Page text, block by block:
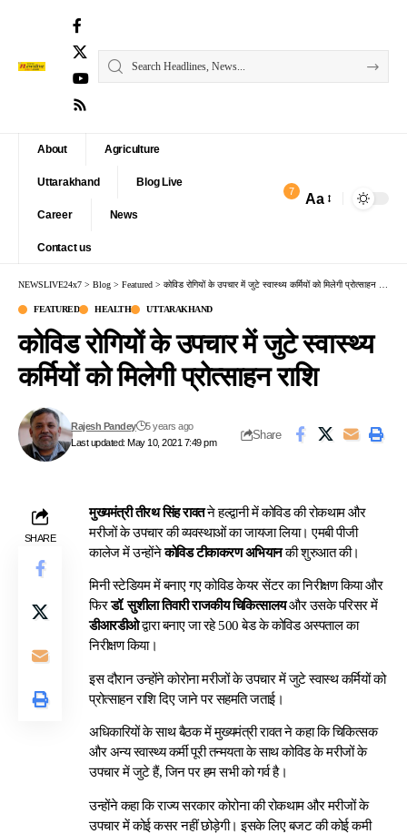
About Agriculture
Uttarakhand Blog Live
Career News
Contact us
7 Aa
NEWSLIVE24x7 > Blog > Featured > कोविड रोगियों के उपचार में जुटे स्वास्थ्य कर्मियों को मिलेगी प्रोत्साहन राशि
FEATURED HEALTH UTTARAKHAND
कोविड रोगियों के उपचार में जुटे स्वास्थ्य
कर्मियों को मिलेगी प्रोत्साहन राशि
Last updated: May 10, 2021 7:49 pm
Rajesh Pandey 5 years ago
Share
SHARE
मुख्यमंत्री तीरथ सिंह रावतने हल्द्वानी में कोविड की रोकथाम और
मरीजों के उपचार की व्यवस्थाओं का जायजा लिया। एमबी पीजी
कालेज में उन्होंनेकोविड टीकाकरण अभियानकी शुरुआत की।
मिनी स्टेडियम में बनाए गए कोविड केयर सेंटर का निरीक्षण किया और
फिरडॉ. सुशीला तिवारी राजकीय चिकित्सालयऔर उसके परिसर में
डीआरडीओद्वारा बनाए जा रहे 500 बेड के कोविड अस्पताल का
निरीक्षण किया।
इस दौरान उन्होंने कोरोना मरीजों के उपचार में जुटे स्वास्थ कर्मियों को
प्रोत्साहन राशि दिए जाने पर सहमति जताई।
अधिकारियों के साथ बैठक में मुख्यमंत्री रावत ने कहा कि चिकित्सक
और अन्य स्वास्थ्य कर्मी पूरी तन्मयता के साथ कोविड के मरीजों के
उपचार में जुटे हैं, जिन पर हम सभी को गर्व है।
उन्होंने कहा कि राज्य सरकार कोरोना की रोकथाम और मरीजों के
उपचार में कोई कसर नहीं छोड़ेगी। इसके लिए बजट की कोई कमी